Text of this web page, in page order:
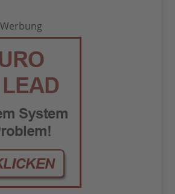
Werbung